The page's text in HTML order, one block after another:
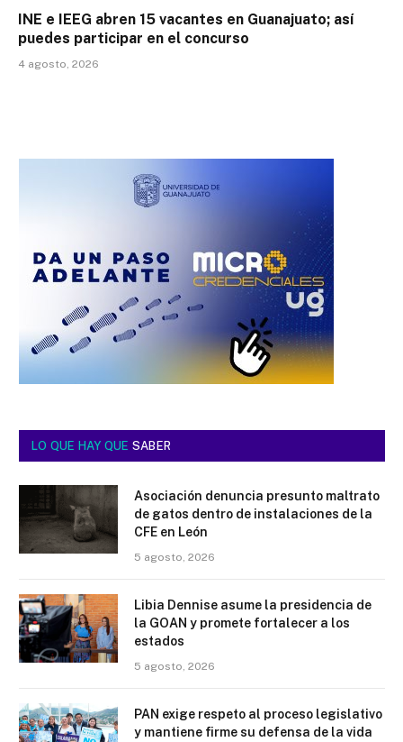
INE e IEEG abren 15 vacantes en Guanajuato; así
puedes participar en el concurso
4 agosto, 2026
LO QUE HAY QUE SABER
Asociación denuncia presunto maltrato
de gatos dentro de instalaciones de la
CFE en León
5 agosto, 2026
Libia Dennise asume la presidencia de
la GOAN y promete fortalecer a los
estados
5 agosto, 2026
PAN exige respeto al proceso legislativo
y mantiene firme su defensa de la vida